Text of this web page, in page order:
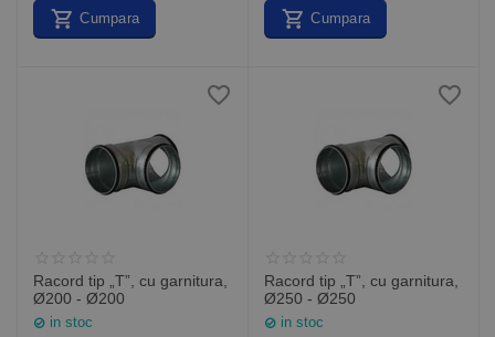
Cumpara Cumpara
Racord tip „T”, cu garnitura,
Ø200 - Ø200
in stoc
Racord tip „T”, cu garnitura,
Ø250 - Ø250
in stoc